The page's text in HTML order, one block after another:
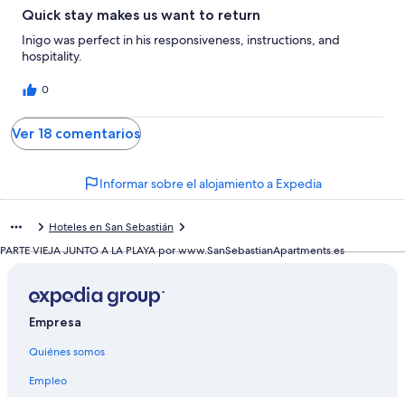
Quick stay makes us want to return
Inigo was perfect in his responsiveness, instructions, and
hospitality.
0
Ver 18 comentarios
Informar sobre el alojamiento a Expedia
Hoteles en San Sebastián
PARTE VIEJA JUNTO A LA PLAYA por www.SanSebastianApartments.es
Empresa
Quiénes somos
Empleo